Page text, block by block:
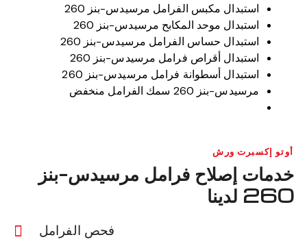
استبدال مكبس الفرامل مرسيدس-بنز 260
استبدال موحد المكابح مرسيدس-بنز 260
استبدال حساس الفرامل مرسيدس-بنز 260
استبدال أقراص فرامل مرسيدس-بنز 260
استبدال أسطوانة فرامل مرسيدس-بنز 260
مرسيدس-بنز 260 سمك الفرامل منخفض
أوتو إكسبرت ورش
خدمات إصلاح فرامل مرسيدس-بنز
260 لدينا
فحص الفرامل